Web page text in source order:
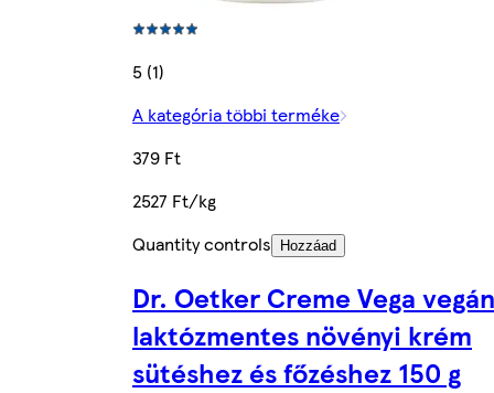
5 (1)
A kategória többi terméke
379 Ft
2527 Ft/kg
Quantity controls
Hozzáad
Dr. Oetker Creme Vega vegán
laktózmentes növényi krém
sütéshez és főzéshez 150 g